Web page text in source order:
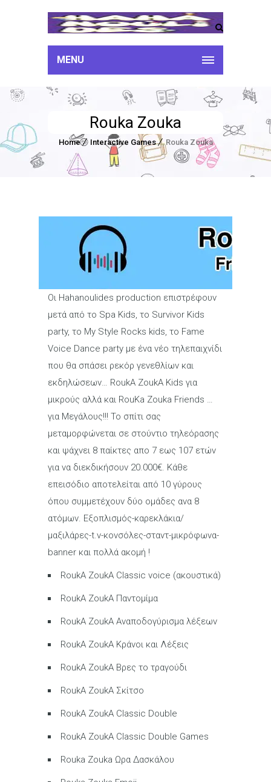
MENU
Rouka Zouka
Home Interactive Games Rouka Zouka
Οι Hahanoulides production επιστρέφουν
μετά από το Spa Kids, το Survivor Kids
party, το My Style Rocks kids, το Fame
Voice Dance party με ένα νέο τηλεπαιχνίδι
που θα σπάσει ρεκόρ γενεθλίων και
εκδηλώσεων… RoukA ZoukA Kids για
μικρούς αλλά και RouKa Zouka Friends …
για Μεγάλους!!! Το σπίτι σας
μεταμορφώνεται σε στούντιο τηλεόρασης
και ψάχνει 8 παίκτες απο 7 εως 107 ετών
για να διεκδικήσουν 20.000€. Κάθε
επεισόδιο αποτελείται από 10 γύρους
όπου συμμετέχουν δύο ομάδες ανα 8
ατόμων. Εξοπλισμός-καρεκλάκια/
μαξιλάρες-t.v-κονσόλες-σταντ-μικρόφωνα-
banner και πολλά ακομή !
RoukA ZoukA Classic voice (ακουστικά)
RoukA ZoukA Παντομίμα
RoukA ZoukA Αναποδογύρισμα λέξεων
RoukA ZoukA Κράνοι και Λέξεις
RoukA ZoukA Βρες το τραγούδι
RoukA ZoukA Σκίτσο
RoukA ZoukA Classic Double
RoukA ZoukA Classic Double Games
Rouka Zouka Ωρα Δασκάλου